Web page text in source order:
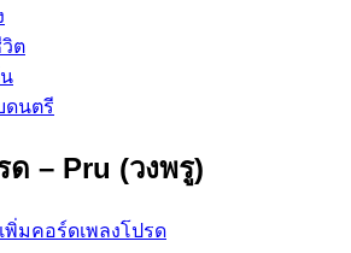
ต
ดนตรี
ด – Pru (วงพรู)
เพิ่มคอร์ดเพลงโปรด